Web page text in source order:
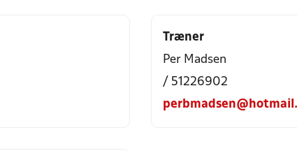
Træner
Per Madsen
/ 51226902